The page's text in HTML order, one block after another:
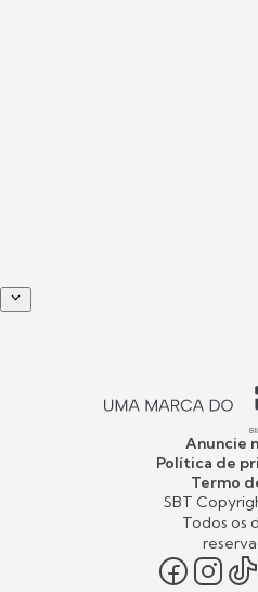
Anuncie
Política de
Termo
SBT
Todos os